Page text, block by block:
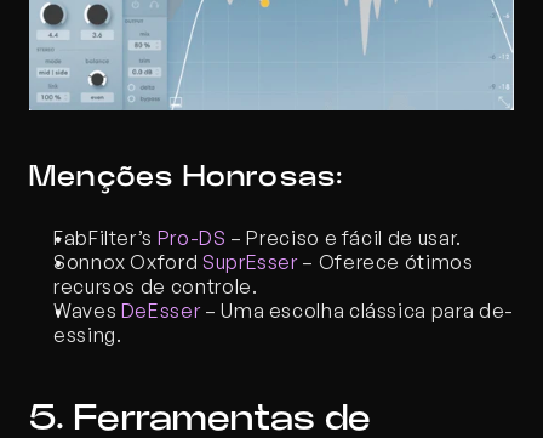
Menções Honrosas:
FabFilter’s Pro-DS – Preciso e fácil de usar.
Sonnox Oxford SuprEsser – Oferece ótimos
recursos de controle.
Waves DeEsser – Uma escolha clássica para de-
essing.
5. Ferramentas de